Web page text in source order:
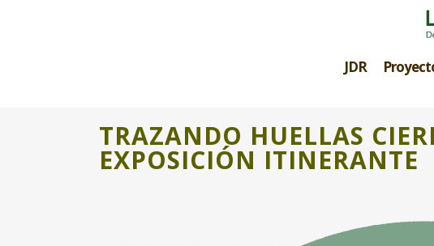
JDR
TRAZANDO HUELLAS
EXPOSICIÓN ITINERANTE